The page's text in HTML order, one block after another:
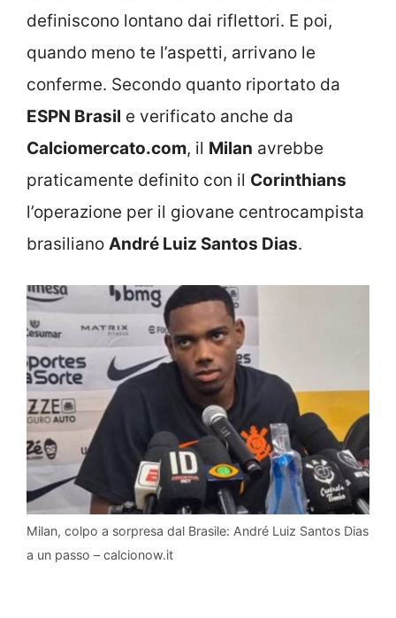
definiscono lontano dai riflettori. E poi,
quando meno te l’aspetti, arrivano le
conferme. Secondo quanto riportato da
ESPN Brasil e verificato anche da
Calciomercato.com, il Milan avrebbe
praticamente definito con il Corinthians
l’operazione per il giovane centrocampista
brasiliano André Luiz Santos Dias.
Milan, colpo a sorpresa dal Brasile: André Luiz Santos Dias
a un passo – calcionow.it